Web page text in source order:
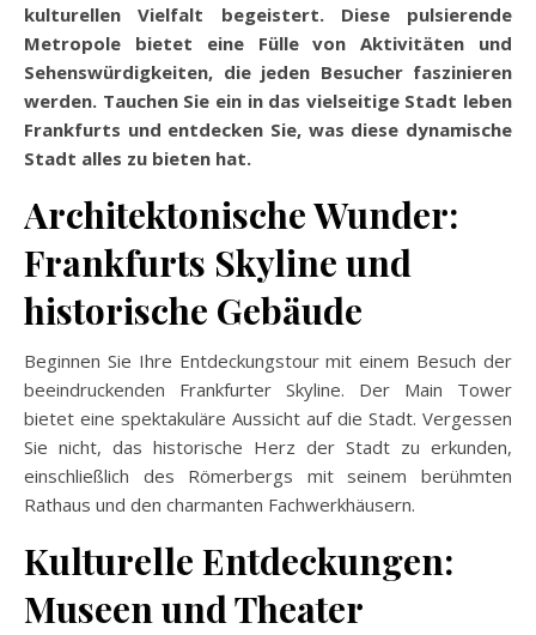
kulturellen Vielfalt begeistert. Diese pulsierende
Metropole bietet eine Fülle von Aktivitäten und
Sehenswürdigkeiten, die jeden Besucher faszinieren
werden. Tauchen Sie ein in das vielseitige Stadt leben
Frankfurts und entdecken Sie, was diese dynamische
Stadt alles zu bieten hat.
Architektonische Wunder:
Frankfurts Skyline und
historische Gebäude
Beginnen Sie Ihre Entdeckungstour mit einem Besuch der
beeindruckenden Frankfurter Skyline. Der Main Tower
bietet eine spektakuläre Aussicht auf die Stadt. Vergessen
Sie nicht, das historische Herz der Stadt zu erkunden,
einschließlich des Römerbergs mit seinem berühmten
Rathaus und den charmanten Fachwerkhäusern.
Kulturelle Entdeckungen:
Museen und Theater